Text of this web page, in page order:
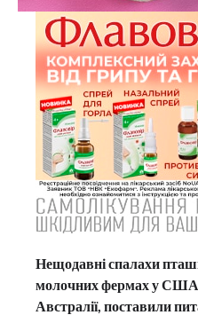
Нещодавні спалахи
молочних фермах у США
Австралії, поставили